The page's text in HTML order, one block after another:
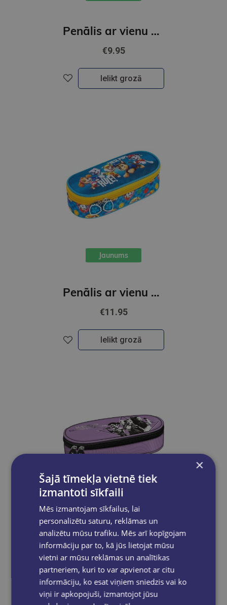
Penālis ar vienu nodalījumu, bez priekšmetiem, BLACK CAT
€9.95
Ielikt grozā
Jaunums
Penālis ar vienu nodalījumu, bez priekšmetiem, Ķepu patruļa
€11.95
Ielikt grozā
Jaunums
Penālis ar vienu nodalījumu, bez priekšmetiem, K-POP Demon Hunters, ceriņu krāsā
€12.95
Ielikt grozā
×
Šajā tīmekļa vietnē tiek
izmantoti sīkfaili
Mēs izmantojam sīkfailus, lai
personalizētu saturu, reklāmas un
analizētu mūsu trafiku. Mēs arī kopīgojam
informāciju par to, kā jūs lietojat mūsu
vietni ar mūsu reklāmas un analītikas
partneriem, kuri to var apvienot ar citu
informāciju, ko esat viņiem sniedzis vai ko
viņi ir apkopojuši, izmantojot jūsu